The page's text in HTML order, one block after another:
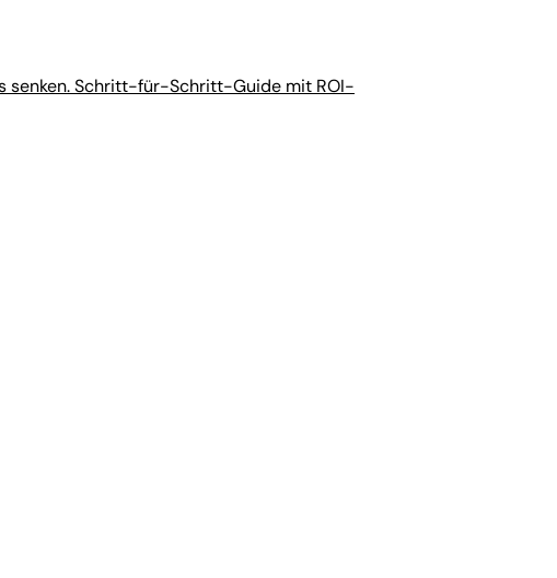
senken. Schritt-für-Schritt-Guide mit ROI-